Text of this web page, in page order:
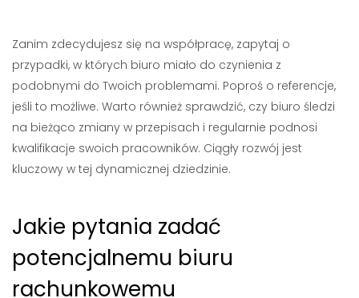
Zanim zdecydujesz się na współpracę, zapytaj o
przypadki, w których biuro miało do czynienia z
podobnymi do Twoich problemami. Poproś o referencje,
jeśli to możliwe. Warto również sprawdzić, czy biuro śledzi
na bieżąco zmiany w przepisach i regularnie podnosi
kwalifikacje swoich pracowników. Ciągły rozwój jest
kluczowy w tej dynamicznej dziedzinie.
Jakie pytania zadać
potencjalnemu biuru
rachunkowemu